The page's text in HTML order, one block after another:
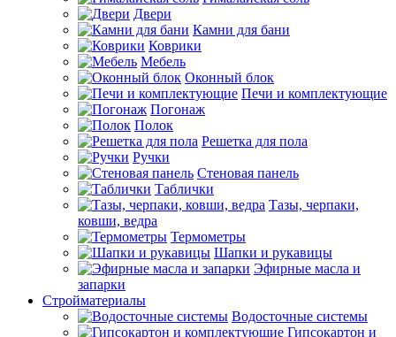
Двери
Камни для бани
Коврики
Мебель
Оконный блок
Печи и комплектующие
Погонаж
Полок
Решетка для пола
Ручки
Стеновая панель
Таблички
Тазы, черпаки,
ковши, ведра
Термометры
Шапки и рукавицы
Эфирные масла и
запарки
Стройматериалы
Водосточные системы
Гипсокартон и